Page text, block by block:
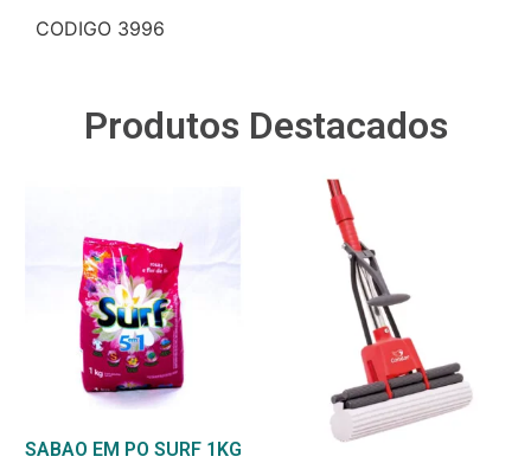
CODIGO 3996
Produtos Destacados
SABAO EM PO SURF 1KG